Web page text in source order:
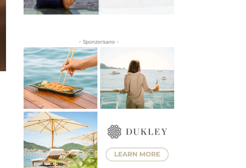
- Sponzorisano -